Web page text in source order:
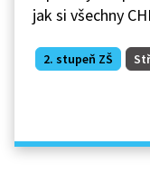
jak si všechny
2. stupeň ZŠ